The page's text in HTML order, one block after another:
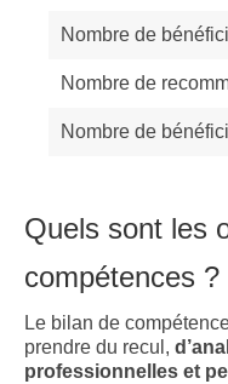
Nombre de
Nombre de
Nombre de
Quels sont les
compétences ?
Le bilan de
prendre du recul,
professionnelles et